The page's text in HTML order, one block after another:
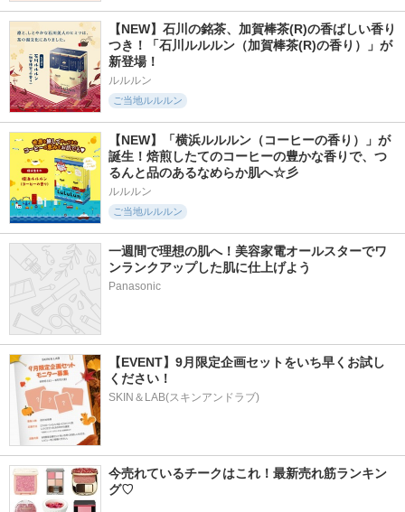
【NEW】石川の銘茶、加賀棒茶(R)の香ばしい香り
つき！「石川ルルルン（加賀棒茶(R)の香り）」が
新登場！
ルルルン
ご当地ルルルン
【NEW】「横浜ルルルン（コーヒーの香り）」が
誕生！焙煎したてのコーヒーの豊かな香りで、つ
るんと品のあるなめらか肌へ☆彡
ルルルン
ご当地ルルルン
一週間で理想の肌へ！美容家電オールスターでワ
ンランクアップした肌に仕上げよう
Panasonic
【EVENT】9月限定企画セットをいち早くお試し
ください！
SKIN＆LAB(スキンアンドラブ)
今売れているチークはこれ！最新売れ筋ランキン
グ♡